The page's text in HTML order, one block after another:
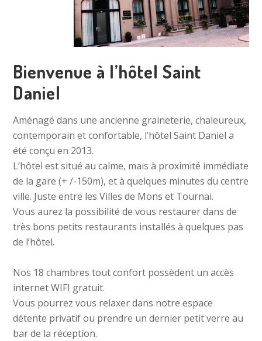
t
e
Bienvenue à l’hôtel Saint
Daniel
Aménagé dans une ancienne graineterie, chaleureux,
contemporain et confortable, l’hôtel Saint Daniel a
été conçu en 2013.
L’hôtel est situé au calme, mais à proximité immédiate
de la gare (+ /-150m), et à quelques minutes du centre
ville. Juste entre les Villes de Mons et Tournai.
Vous aurez la possibilité de vous restaurer dans de
très bons petits restaurants installés à quelques pas
de l’hôtel.
Nos 18 chambres tout confort possèdent un accès
internet WIFI gratuit.
Vous pourrez vous relaxer dans notre espace
détente privatif ou prendre un dernier petit verre au
bar de la réception.